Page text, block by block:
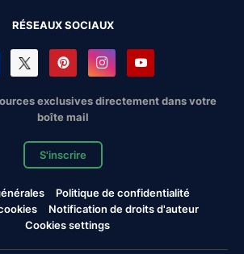
RÉSEAUX SOCIAUX
exclusives directement dans votre
boîte mail
S'inscrire
Politique de confidentialité
Notification de droits d'auteur
Cookies settings